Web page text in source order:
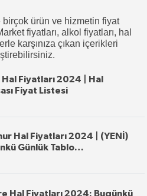
ürün ve hizmetin fiyat
fiyatları, alkol fiyatları, hal
karşınıza çıkan içerikleri
Fiyatları 2024 | Hal
Fiyat Listesi
Hal Fiyatları 2024 | (YENİ)
Günlük Tablo…
Hal Fiyatları 2024: Bugünkü